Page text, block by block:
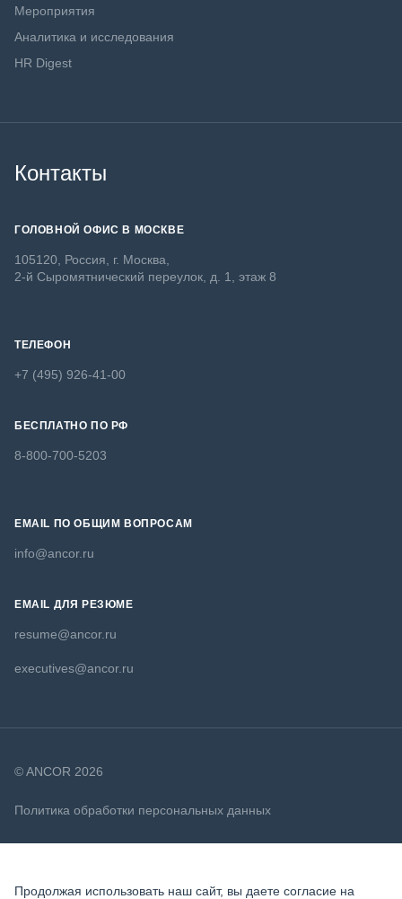
Мероприятия
Аналитика и исследования
HR Digest
Контакты
ГОЛОВНОЙ ОФИС В МОСКВЕ
105120, Россия, г. Москва,
2-й Сыромятнический переулок, д. 1, этаж 8
ТЕЛЕФОН
+7 (495) 926-41-00
БЕСПЛАТНО ПО РФ
8-800-700-5203
EMAIL ПО ОБЩИМ ВОПРОСАМ
info@ancor.ru
EMAIL ДЛЯ РЕЗЮМЕ
resume@ancor.ru
executives@ancor.ru
© ANCOR 2026
Политика обработки персональных данных
Продолжая использовать наш сайт, вы даете согласие на